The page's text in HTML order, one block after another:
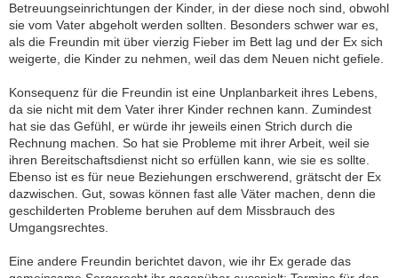
Betreuungseinrichtungen der Kinder, in der diese noch sind, obwohl
sie vom Vater abgeholt werden sollten. Besonders schwer war es,
als die Freundin mit über vierzig Fieber im Bett lag und der Ex sich
weigerte, die Kinder zu nehmen, weil das dem Neuen nicht gefiele.
Konsequenz für die Freundin ist eine Unplanbarkeit ihres Lebens,
da sie nicht mit dem Vater ihrer Kinder rechnen kann. Zumindest
hat sie das Gefühl, er würde ihr jeweils einen Strich durch die
Rechnung machen. So hat sie Probleme mit ihrer Arbeit, weil sie
ihren Bereitschaftsdienst nicht so erfüllen kann, wie sie es sollte.
Ebenso ist es für neue Beziehungen erschwerend, grätscht der Ex
dazwischen. Gut, sowas können fast alle Väter machen, denn die
geschilderten Probleme beruhen auf dem Missbrauch des
Umgangsrechtes.
Eine andere Freundin berichtet davon, wie ihr Ex gerade das